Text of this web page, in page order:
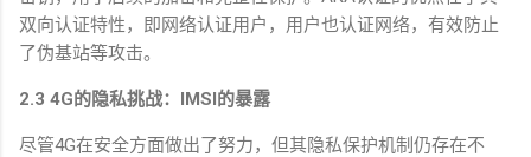
双向认证特性，即网络认证用户，用户也认证网络，有效防止
了伪基站等攻击。
2.3 4G的隐私挑战： IMSI的暴露
尽管4G在安全方面做出了努力，但其隐私保护机制仍存在不